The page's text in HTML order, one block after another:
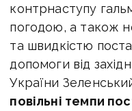
контрнаступу
погодою, а також
та швидкістю
допомоги від
України
повільні темпи